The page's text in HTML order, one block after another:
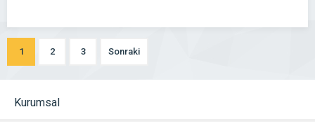
1 2 3 Sonraki
Kurumsal